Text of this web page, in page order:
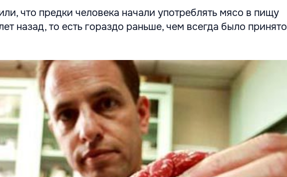
что предки человека начали употреблять мясо в пищу
назад, то есть гораздо раньше, чем всегда было принято